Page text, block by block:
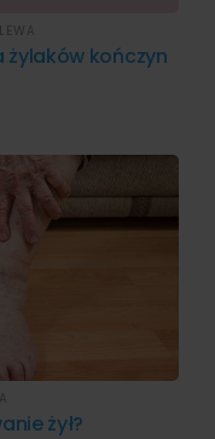
kończyn
żył?